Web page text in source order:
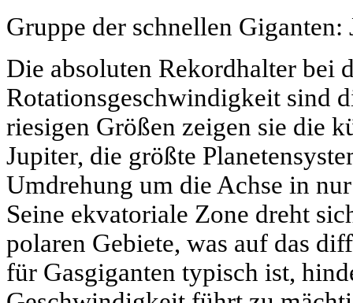
Gruppe der schnellen Giganten:
Die absoluten Rekordhalter bei
Rotationsgeschwindigkeit sind
riesigen Größen zeigen sie die
Jupiter, die größte
Umdrehung um die Achse in
Seine ekvatoriale Zone dreht
polaren Gebiete, was auf das
für Gasgiganten typisch ist,